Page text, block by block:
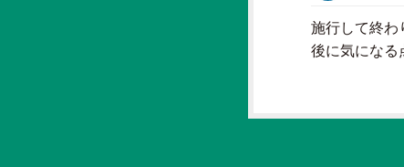
施行して終わ
後に気になる